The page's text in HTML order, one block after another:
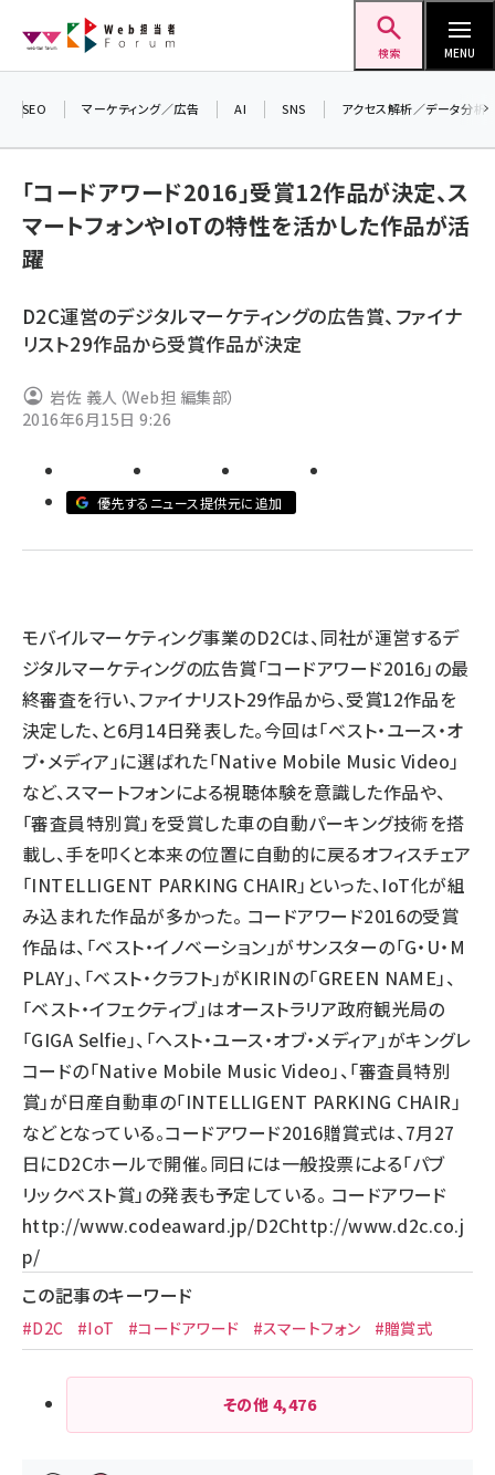
ン
検索 MENU
youtube (2444)
セミナー (2315)
meo (1281)
SEO マーケティング／広告 AI SNS アクセス解析／データ分析
「コードアワード2016」受賞12作品が決定、ス
マートフォンやIoTの特性を活かした作品が活
躍
D2C運営のデジタルマーケティングの広告賞、ファイナ
リスト29作品から受賞作品が決定
岩佐 義人（Web担 編集部）
2016年6月15日 9:26
優先するニュース提供元に追加
モバイルマーケティング事業のD2Cは、同社が運営するデ
ジタルマーケティングの広告賞「コードアワード2016」の最
終審査を行い、ファイナリスト29作品から、受賞12作品を
決定した、と6月14日発表した。今回は「ベスト・ユース・オ
ブ・メディア」に選ばれた「Native Mobile Music Video」
など、スマートフォンによる視聴体験を意識した作品や、
「審査員特別賞」を受賞した車の自動パーキング技術を搭
載し、手を叩くと本来の位置に自動的に戻るオフィスチェア
「INTELLIGENT PARKING CHAIR」といった、IoT化が組
み込まれた作品が多かった。 コードアワード2016の受賞
作品は、「ベスト・イノベーション」がサンスターの「G・U・M
PLAY」、「ベスト・クラフト」がKIRINの「GREEN NAME」、
「ベスト・イフェクティブ」はオーストラリア政府観光局の
「GIGA Selfie」、「ヘスト・ユース・オブ・メディア」がキングレ
コードの「Native Mobile Music Video」、「審査員特別
賞」が日産自動車の「INTELLIGENT PARKING CHAIR」
などとなっている。コードアワード2016贈賞式は、7月27
日にD2Cホールで開催。同日には一般投票による「パブ
リックベスト賞」の発表も予定している。 コードアワード
http://www.codeaward.jp/D2Chttp://www.d2c.co.j
p/
この記事のキーワード
#D2C #IoT #コードアワード #スマートフォン #贈賞式
その他 4,476